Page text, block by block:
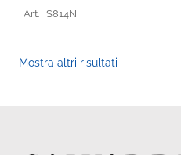
Art. S814N
Mostra altri risultati